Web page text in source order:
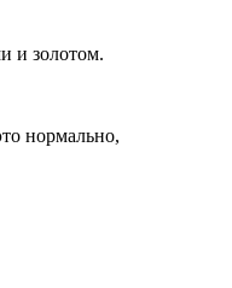
и золотом.
нормально,